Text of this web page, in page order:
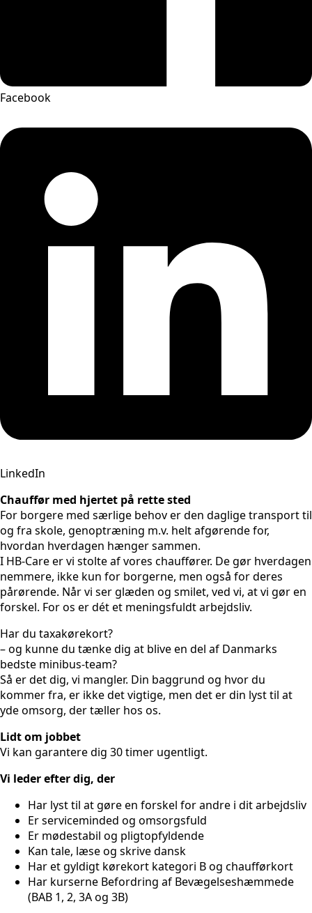
Facebook
LinkedIn
Chauffør med hjertet på rette sted
For borgere med særlige behov er den daglige transport til
og fra skole, genoptræning m.v. helt afgørende for,
hvordan hverdagen hænger sammen.
I HB-Care er vi stolte af vores chauffører. De gør hverdagen
nemmere, ikke kun for borgerne, men også for deres
pårørende. Når vi ser glæden og smilet, ved vi, at vi gør en
forskel. For os er dét et meningsfuldt arbejdsliv.
Har du taxakørekort?
– og kunne du tænke dig at blive en del af Danmarks
bedste minibus-team?
Så er det dig, vi mangler. Din baggrund og hvor du
kommer fra, er ikke det vigtige, men det er din lyst til at
yde omsorg, der tæller hos os.
Lidt om jobbet
Vi kan garantere dig 30 timer ugentligt.
Vi leder efter dig, der
Har lyst til at gøre en forskel for andre i dit arbejdsliv
Er serviceminded og omsorgsfuld
Er mødestabil og pligtopfyldende
Kan tale, læse og skrive dansk
Har et gyldigt kørekort kategori B og chaufførkort
Har kurserne Befordring af Bevægelseshæmmede
(BAB 1, 2, 3A og 3B)